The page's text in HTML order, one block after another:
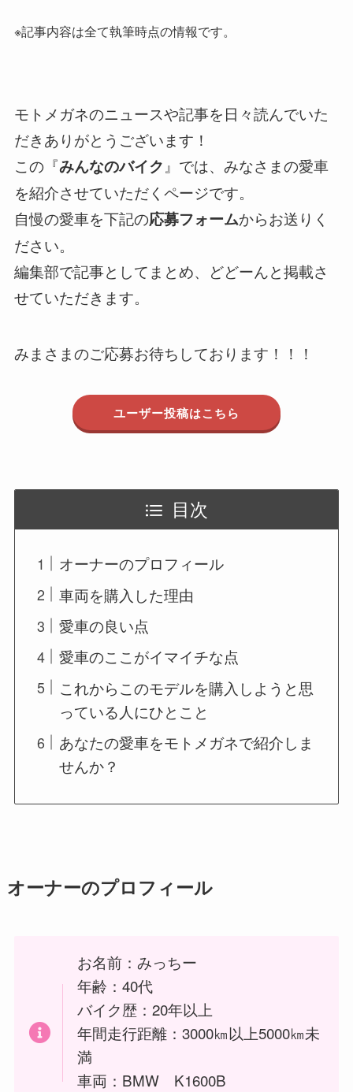
※記事内容は全て執筆時点の情報です。
モトメガネのニュースや記事を日々読んでいた
だきありがとうございます！
この『みんなのバイク 』では、みなさまの愛車
を紹介させていただくページです。
自慢の愛車を下記の応募フォームからお送りく
ださい。
編集部で記事としてまとめ、どどーんと掲載さ
せていただきます。
みまさまのご応募お待ちしております！！！
ユーザー投稿はこちら
目次
オーナーのプロフィール
車両を購入した理由
愛車の良い点
愛車のここがイマイチな点
これからこのモデルを購入しようと思
っている人にひとこと
あなたの愛車をモトメガネで紹介しま
せんか？
オーナーのプロフィール
お名前：みっちー
年齢：40代
バイク歴：20年以上
年間走行距離：3000㎞以上5000㎞未
満
車両：BMW K1600B